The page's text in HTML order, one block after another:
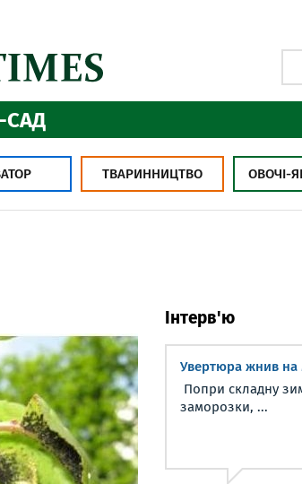
САД
ТВАРИННИЦТВО ОВОЧІ-
Інтерв'ю
Увертюра жнив на
Попри складну
заморозки, ...